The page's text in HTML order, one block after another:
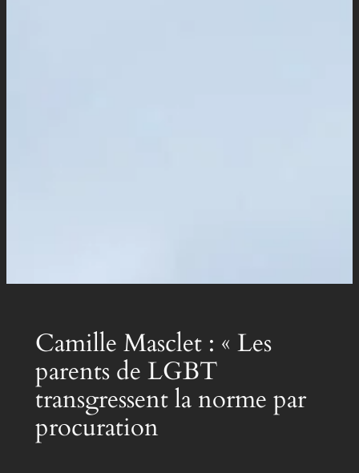
Camille Masclet : « Les
parents de LGBT
transgressent la norme par
procuration